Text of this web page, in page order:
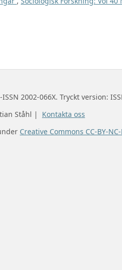
2002-066X. Tryckt version:
Ståhl | Kontakta oss
Creative Commons CC-BY-